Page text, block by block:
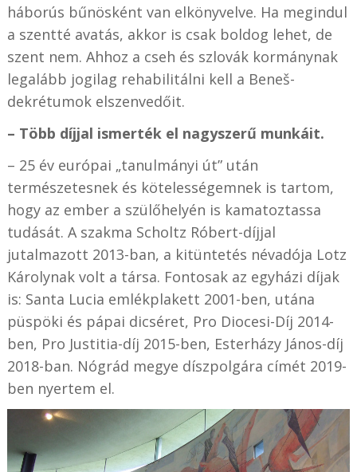
háborús bűnösként van elkönyvelve. Ha megindul
a szentté avatás, akkor is csak boldog lehet, de
szent nem. Ahhoz a cseh és szlovák kormánynak
legalább jogilag rehabilitálni kell a Beneš-
dekrétumok elszenvedőit.
– Több díjjal ismerték el nagyszerű munkáit.
– 25 év európai „tanulmányi út” után
természetesnek és kötelességemnek is tartom,
hogy az ember a szülőhelyén is kamatoztassa
tudását. A szakma Scholtz Róbert-díjjal
jutalmazott 2013-ban, a kitüntetés névadója Lotz
Károlynak volt a társa. Fontosak az egyházi díjak
is: Santa Lucia emlékplakett 2001-ben, utána
püspöki és pápai dicséret, Pro Diocesi-Díj 2014-
ben, Pro Justitia-díj 2015-ben, Esterházy János-díj
2018-ban. Nógrád megye díszpolgára címét 2019-
ben nyertem el.